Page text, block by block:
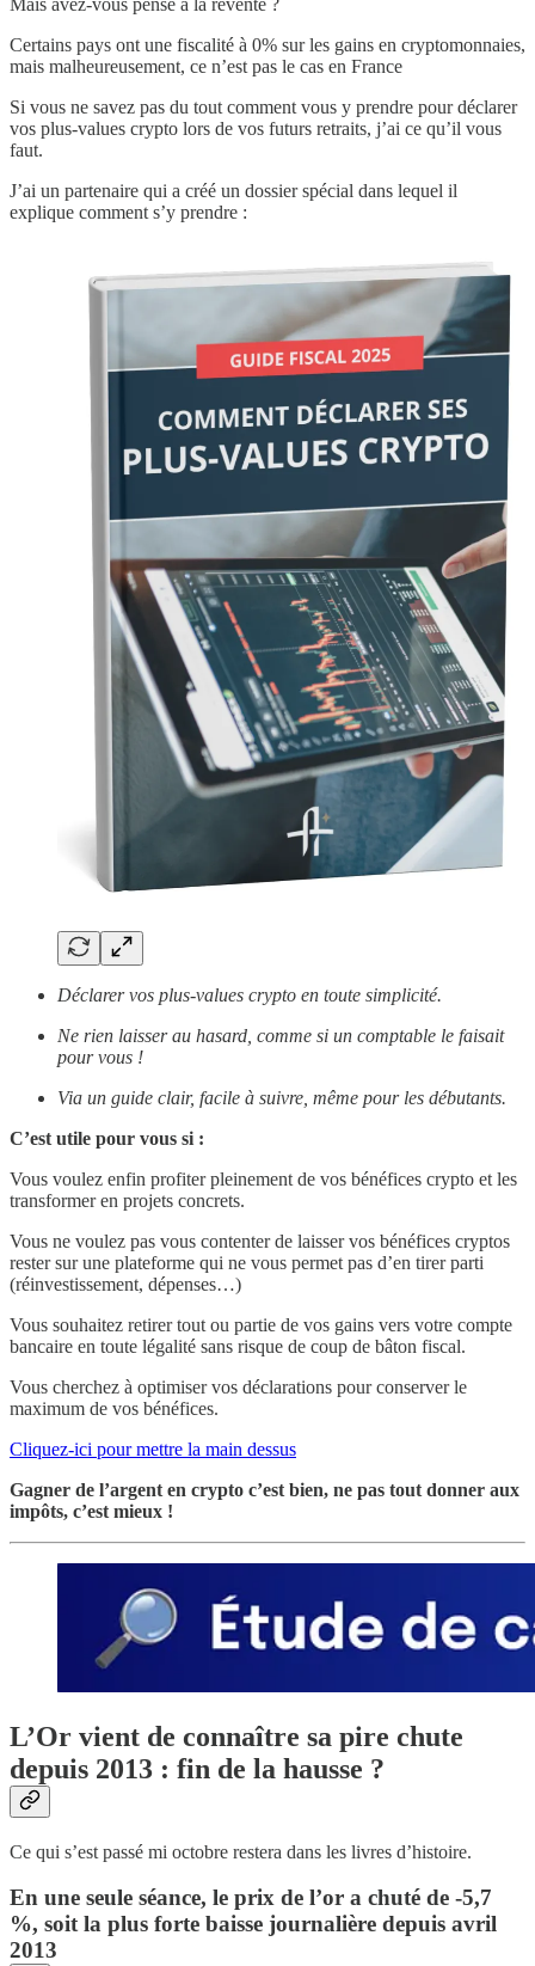
Mais avez-vous pensé à la revente ?
Certains pays ont une fiscalité à 0% sur les gains en cryptomonnaies,
mais malheureusement, ce n’est pas le cas en France
Si vous ne savez pas du tout comment vous y prendre pour déclarer
vos plus-values crypto lors de vos futurs retraits, j’ai ce qu’il vous
faut.
J’ai un partenaire qui a créé un dossier spécial dans lequel il
explique comment s’y prendre :
Déclarer vos plus-values crypto en toute simplicité.
Ne rien laisser au hasard, comme si un comptable le faisait
pour vous !
Via un guide clair, facile à suivre, même pour les débutants.
C’est utile pour vous si :
Vous voulez enfin profiter pleinement de vos bénéfices crypto et les
transformer en projets concrets.
Vous ne voulez pas vous contenter de laisser vos bénéfices cryptos
rester sur une plateforme qui ne vous permet pas d’en tirer parti
(réinvestissement, dépenses…)
Vous souhaitez retirer tout ou partie de vos gains vers votre compte
bancaire en toute légalité sans risque de coup de bâton fiscal.
Vous cherchez à optimiser vos déclarations pour conserver le
maximum de vos bénéfices.
Cliquez-ici pour mettre la main dessus
Gagner de l’argent en crypto c’est bien, ne pas tout donner aux
impôts, c’est mieux !
L’Or vient de connaître sa pire chute
depuis 2013 : fin de la hausse ?
Ce qui s’est passé mi octobre restera dans les livres d’histoire.
En une seule séance, le prix de l’or a chuté de -5,7
%, soit la plus forte baisse journalière depuis avril
2013